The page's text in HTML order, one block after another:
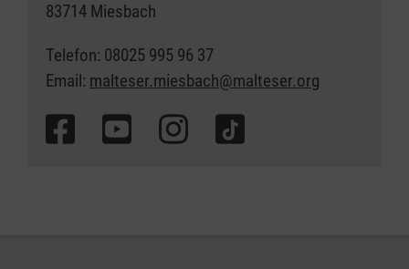
83714 Miesbach
Telefon: 08025 995 96 37
Email: malteser.miesbach@malteser.org